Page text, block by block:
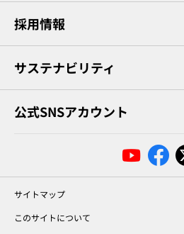
採用情報
サステナビリティ
公式SNSアカウント
サイトマップ
このサイトについて